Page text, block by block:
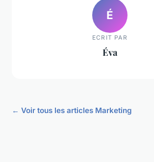
É
ECRIT PAR
Éva
← Voir tous les articles Marketing